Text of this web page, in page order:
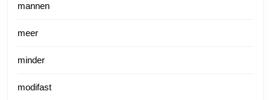
mannen
meer
minder
modifast